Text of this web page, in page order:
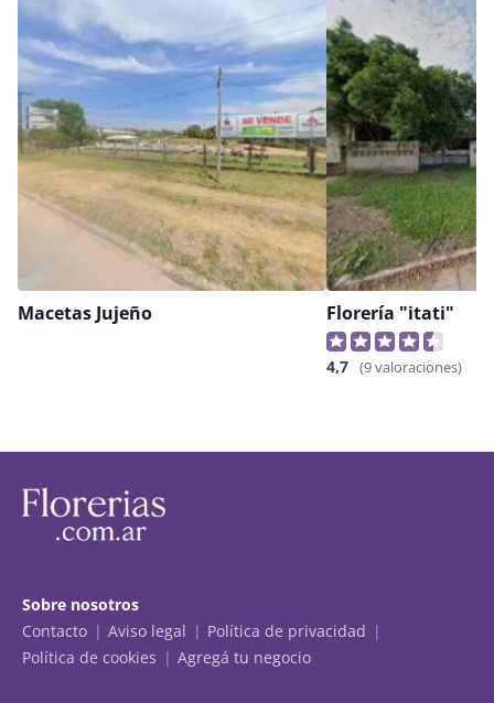
Macetas Jujeño Florería "itati"
4,7 (9 valoraciones)
Sobre nosotros
Contacto
Aviso legal
Política de privacidad
Política de cookies
Agregá tu negocio